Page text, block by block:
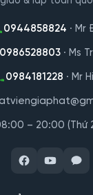
0944858824 · Mr
0986528803· Ms
0984181228 · Mr
– 20:00 (Thứ